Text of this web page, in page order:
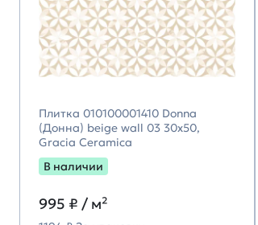
Плитка 010100001410 Donna
(Донна) beige wall 03 30х50,
Gracia Ceramica
В наличии
995 ₽ / м²